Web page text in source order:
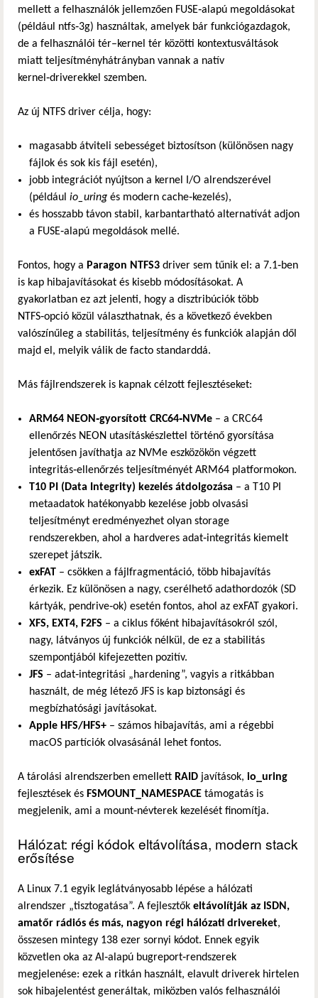
mellett a felhasználók jellemzően FUSE‑alapú megoldásokat
(például ntfs‑3g) használtak, amelyek bár funkciógazdagok,
de a felhasználói tér–kernel tér közötti kontextusváltások
miatt teljesítményhátrányban vannak a natív
kernel‑driverekkel szemben.
Az új NTFS driver célja, hogy:
magasabb átviteli sebességet biztosítson (különösen nagy
fájlok és sok kis fájl esetén),
jobb integrációt nyújtson a kernel I/O alrendszerével
(például io_uring és modern cache‑kezelés),
és hosszabb távon stabil, karbantartható alternatívát adjon
a FUSE‑alapú megoldások mellé.
Fontos, hogy a Paragon NTFS3 driver sem tűnik el: a 7.1‑ben
is kap hibajavításokat és kisebb módosításokat. A
gyakorlatban ez azt jelenti, hogy a disztribúciók több
NTFS‑opció közül választhatnak, és a következő években
valószínűleg a stabilitás, teljesítmény és funkciók alapján dől
majd el, melyik válik de facto standarddá.
Más fájlrendszerek is kapnak célzott fejlesztéseket:
ARM64 NEON‑gyorsított CRC64‑NVMe – a CRC64
ellenőrzés NEON utasításkészlettel történő gyorsítása
jelentősen javíthatja az NVMe eszközökön végzett
integritás‑ellenőrzés teljesítményét ARM64 platformokon.
T10 PI (Data Integrity) kezelés átdolgozása – a T10 PI
metaadatok hatékonyabb kezelése jobb olvasási
teljesítményt eredményezhet olyan storage
rendszerekben, ahol a hardveres adat‑integritás kiemelt
szerepet játszik.
exFAT – csökken a fájlfragmentáció, több hibajavítás
érkezik. Ez különösen a nagy, cserélhető adathordozók (SD
kártyák, pendrive‑ok) esetén fontos, ahol az exFAT gyakori.
XFS, EXT4, F2FS – a ciklus főként hibajavításokról szól,
nagy, látványos új funkciók nélkül, de ez a stabilitás
szempontjából kifejezetten pozitív.
JFS – adat‑integritási „hardening”, vagyis a ritkábban
használt, de még létező JFS is kap biztonsági és
megbízhatósági javításokat.
Apple HFS/HFS+ – számos hibajavítás, ami a régebbi
macOS partíciók olvasásánál lehet fontos.
A tárolási alrendszerben emellett RAID javítások, io_uring
fejlesztések és FSMOUNT_NAMESPACE támogatás is
megjelenik, ami a mount‑névterek kezelését finomítja.
Hálózat: régi kódok eltávolítása, modern stack
erősítése
A Linux 7.1 egyik leglátványosabb lépése a hálózati
alrendszer „tisztogatása”. A fejlesztők eltávolítják az ISDN,
amatőr rádiós és más, nagyon régi hálózati drivereket,
összesen mintegy 138 ezer sornyi kódot. Ennek egyik
közvetlen oka az AI‑alapú bugreport‑rendszerek
megjelenése: ezek a ritkán használt, elavult driverek hirtelen
sok hibajelentést generáltak, miközben valós felhasználói